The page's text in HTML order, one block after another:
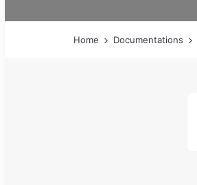
Home Documentations